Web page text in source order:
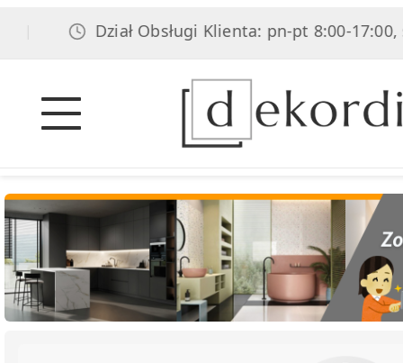
Dział Obsługi Klienta: pn-pt 8:00-17:00, sob